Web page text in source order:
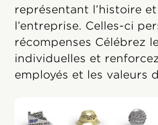
représentant l’histoire
l’entreprise. Celles-ci
récompenses Célébrez
individuelles et
employés et les valeurs